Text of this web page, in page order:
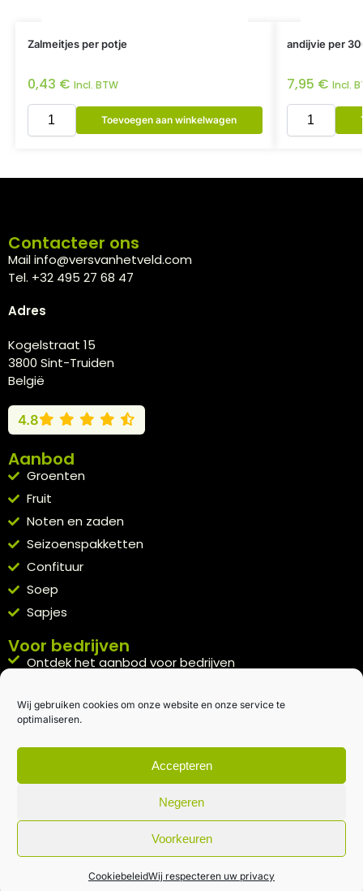
Wij gebruiken cookies om onze website en onze service te
optimaliseren.
Accepteren
Negeren
Voorkeuren
CookiebeleidWij respecteren uw privacy
Zalmeitjes per potje
0,43 € Incl. BTW
Toevoegen aan winkelwagen
andijvie per
7,95 € Incl.
Contacteer ons
Mail info@versvanhetveld.com
Tel. +32 495 27 68 47
Adres
Kogelstraat 15
3800 Sint-Truiden
België
4.8
Aanbod
Groenten
Fruit
Noten en zaden
Seizoenspakketten
Confituur
Soep
Sapjes
Voor bedrijven
Ontdek het aanbod voor bedrijven
Kennismakingspakket aanvragen
Blijft op de hoogte
Rechtstreeks van het veld naar je inbox.
Inschrijven nieuwsbrief
Algemene voorwaarden|Privacybeleid| gemaakt met door
creativitijd